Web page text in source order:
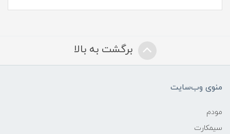
برگشت به بالا
منوی وب‌سایت
مودم
سیمکارت